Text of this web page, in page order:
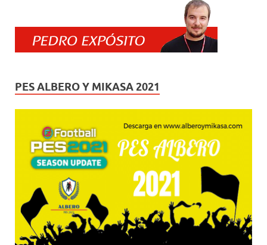
PES ALBERO Y MIKASA 2021